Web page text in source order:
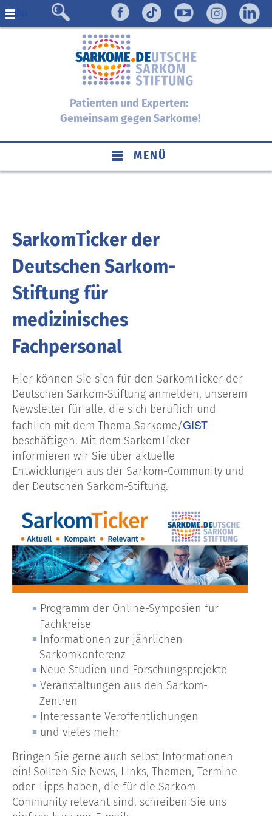
Menü
Patienten und Experten:
Gemeinsam gegen Sarkome!
MENÜ
SarkomTicker der
Deutschen Sarkom-
Stiftung für
medizinisches
Fachpersonal
Hier können Sie sich für den SarkomTicker der
Deutschen Sarkom-Stiftung anmelden, unserem
Newsletter für alle, die sich beruflich und
fachlich mit dem Thema Sarkome/GIST
beschäftigen. Mit dem SarkomTicker
informieren wir Sie über aktuelle
Entwicklungen aus der Sarkom-Community und
der Deutschen Sarkom-Stiftung.
Programm der Online-Symposien für
Fachkreise
Informationen zur jährlichen
Sarkomkonferenz
Neue Studien und Forschungsprojekte
Veranstaltungen aus den Sarkom-
Zentren
Interessante Veröffentlichungen
und vieles mehr
Bringen Sie gerne auch selbst Informationen
ein! Sollten Sie News, Links, Themen, Termine
oder Tipps haben, die für die Sarkom-
Community relevant sind, schreiben Sie uns